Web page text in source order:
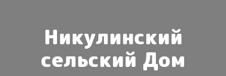
Никулинский
сельский Дом